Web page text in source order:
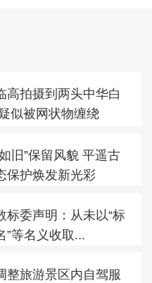
高拍摄到两头中华白
似被网状物缠绕
旧”保留风貌 平遥古
保护焕发新光彩
标委声明：从未以“标
”等名义收取...
整旅游景区内自驾服